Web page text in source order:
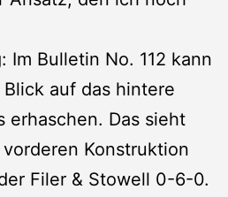
Im Bulletin No. 112 kann
auf das hintere
erhaschen. Das sieht
Konstruktion
Filer & Stowell 0-6-0.